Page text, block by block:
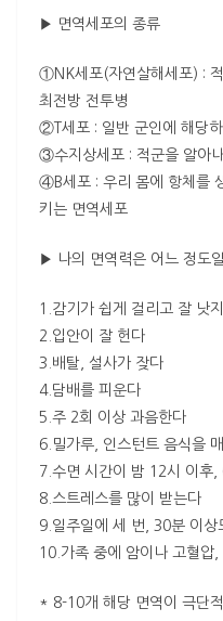
▶ 면역세포의 종류
①NK세포(자연살해세포) :
최전방 전투병
②T세포 : 일반 군인에 해당
③수지상세포 : 적군을 알아
④B세포 : 우리 몸에 항체를
키는 면역세포
▶ 나의 면역력은 어느 정도
1.감기가 쉽게 걸리고 잘 낫
2.입안이 잘 헌다
3.배탈, 설사가 잦다
4.담배를 피운다
5.주 2회 이상 과음한다
6.밀가루, 인스턴트 음식을
7.수면 시간이 밤 12시 이후,
8.스트레스를 많이 받는다
9.일주일에 세 번, 30분 이상
10.가족 중에 암이나 고혈압
* 8-10개 해당 면역이 극단